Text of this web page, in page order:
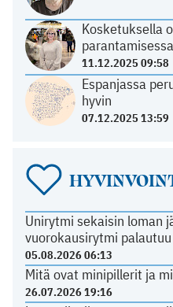
Kosketuksella
parantamisessa
11.12.2025 09:58
Espanjassa
hyvin
07.12.2025 13:59
Unirytmi sekaisin loman
vuorokausirytmi palautuu
05.08.2026 06:13
Mitä ovat minipillerit ja
26.07.2026 19:16